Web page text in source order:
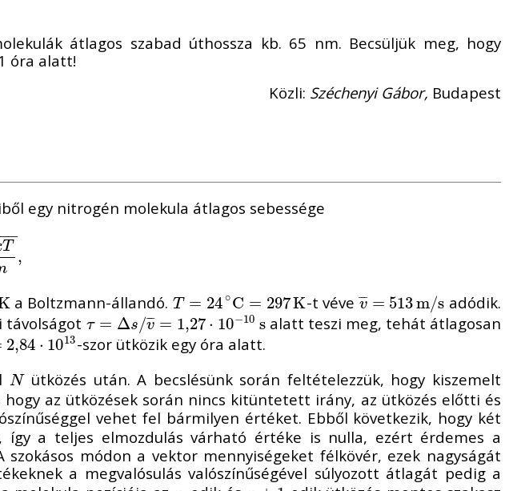
átlagos szabad úthossza kb. 65 nm. Becsüljük meg, hogy
óra alatt!
Közli: Széchenyi Gábor, Budapest
egy nitrogén molekula átlagos sebessége
T
−
,
,
a Boltzmann-állandó. T = 24 ∘C = 297K
T=24∘C=297 K -t vévev
¯¯
¯ = 513m/s
v¯=513m/s
adódik.
távolságot τ = Δs/v
¯¯
¯ = 1,27 ⋅ 10−10 s
τ=Δ s/v¯=1 ,27⋅10− 10s
alatt teszi meg, tehát átlagosan
2,84 ⋅ 1013
84⋅10 13
-szor ütközik egy óra alatt.
N
Nütközés után. A becslésünk során feltételezzük, hogy kiszemelt
az ütközések során nincs kitüntetett irány, az ütközés előtti és
vehet fel bármilyen értéket. Ebből következik, hogy két
így a teljes elmozdulás várható értéke is nulla, ezért érdemes a
módon a vektor mennyiségeket félkövér, ezek nagyságát
a megvalósulás valószínűségével súlyozott átlagát pedig a